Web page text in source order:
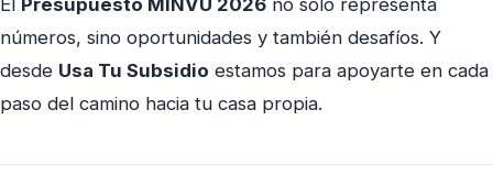
El Presupuesto MINVU 2026 no solo representa
números, sino oportunidades y también desafíos. Y
desde Usa Tu Subsidio estamos para apoyarte en cada
paso del camino hacia tu casa propia.